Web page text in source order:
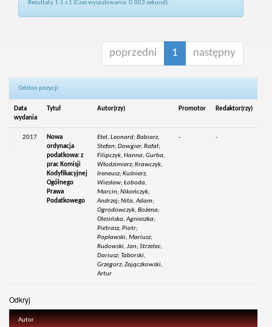
Rezultaty 1-1 z 1 (Czas wyszukiwania: 0.003 sekund).
poprzedni 1 następny
Odsłon pozycji:
Data
wydania
Tytuł Autor(rzy) Promotor Redaktor(rzy)
2017
Nowa
ordynacja
podatkowa: z
prac Komisji
Kodyfikacyjnej
Ogólnego
Prawa
Podatkowego
Etel, Leonard; Babiarz,
Stefan; Dowgier, Rafał;
Filipczyk, Hanna; Gurba,
Włodzimierz; Krawczyk,
Ireneusz; Kuśnierz,
Wiesław; Łoboda,
Marcin; Nikończyk,
Andrzej; Nita, Adam;
Ogrodowczyk, Bożena;
Olesińska, Agnieszka;
Pietrasz, Piotr;
Popławski, Mariusz;
Rudowski, Jan; Strzelec,
Dariusz; Taborski,
Grzegorz; Zajączkowski,
Artur
- -
Odkryj
Autor